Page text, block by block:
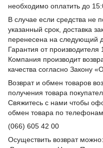
необходимо оплатить до
В случае если средства не
указанный срок, доставка
перенесена на следующий
Гарантия от производителя
Компания производит
качества согласно Закону
Возврат и обмен товаров
получения товара
Свяжитесь с нами чтобы
обмен товара по
(066) 605 42 00
Осуществить возврат можно: